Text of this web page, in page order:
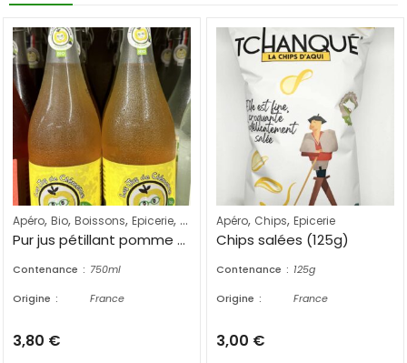
Apéro, Bio, Boissons, Epicerie, Jus de fruits
Pur jus pétillant pomme bio (750ml)
Contenance
750ml
Origine
France
3,80 €
Apéro, Chips, Epicerie
Chips salées (125g)
Contenance
125g
Origine
France
3,00 €